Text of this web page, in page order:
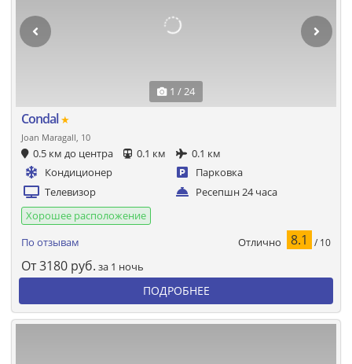
1 / 24
Condal★
Joan Maragall, 10
0.5 км до центра 0.1 км
0.1 км
Кондиционер
Парковка
Телевизор
Ресепшн 24 часа
Хорошее расположение
По отзывам
Отлично 8.1 / 10
От3180 руб. за 1 ночь
ПОДРОБНЕЕ